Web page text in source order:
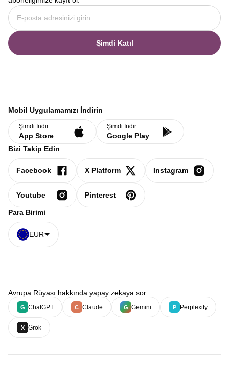
Şimdi Katıl
Mobil Uygulamamızı İndirin
Şimdi İndir
App Store
Şimdi İndir
Google Play
Bizi Takip Edin
Facebook X Platform Instagram
Youtube Pinterest
Para Birimi
EUR
Avrupa Rüyası hakkında yapay zekaya sor
G ChatGPT C Claude G Gemini P Perplexity
X Grok